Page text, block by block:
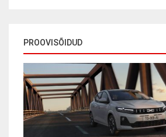
PROOVISÕIDUD